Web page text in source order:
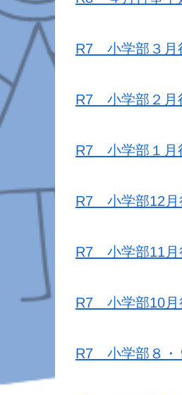
R7 小学部３月
R7 小学部２月
R7 小学部１月
R7 小学部12月
R7 小学部11月
R7 小学部10月
R7 小学部８・